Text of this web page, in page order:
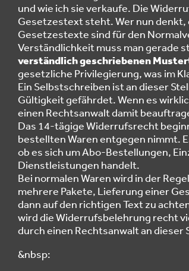
und wie ich sie verkaufe. Die
Gesetzestext steht. Wer nun
Gesetzestexte sind für den
Verständlichkeit muss man gerade
verständlich geschriebenen
gesetzliche Privilegierung, was im
Ein Selbstschreiben ist an dieser
Gültigkeit gefährdet. Wenn es
einen Rechtsanwalt damit
Das 14-tägige Widerrufsrecht
bestellten Waren entgegen nimmt.
ob es sich um Abo-Bestellungen,
Dienstleistungen handelt.
Bei normalen Waren wird in der
mehrere Pakete, Lieferung einer
dann auf den richtigen Text zu
wird die Widerrufsbelehrung recht
durch einen Rechtsanwalt an
&nbsp: